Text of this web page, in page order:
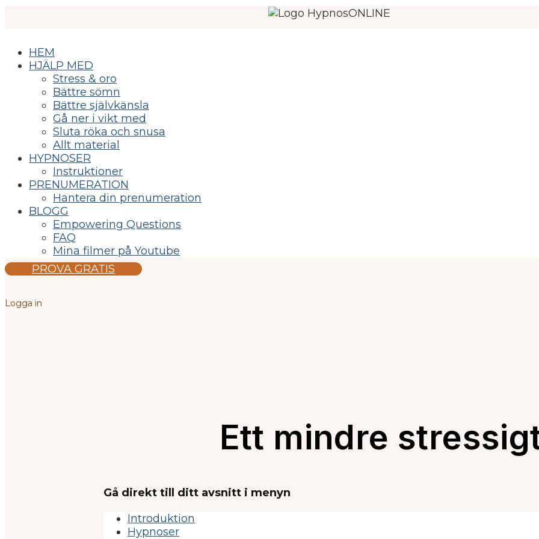
HEM
HJÄLP MED
Stress & oro
Bättre sömn
Bättre självkänsla
Gå ner i vikt med
Sluta röka och snusa
Allt material
HYPNOSER
Instruktioner
PRENUMERATION
Hantera din prenumeration
BLOGG
Empowering Questions
FAQ
Mina filmer på Youtube
PROVA GRATIS
Logga in
Ett mindre
Gå direkt till ditt avsnitt i menyn
Introduktion
Hypnoser